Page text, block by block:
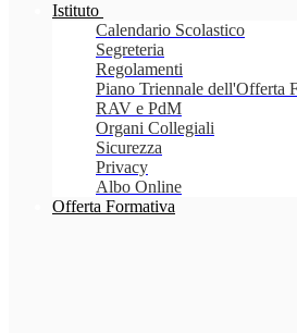
Istituto
Calendario Scolastico
Segreteria
Regolamenti
Piano Triennale dell'Offerta
RAV e PdM
Organi Collegiali
Sicurezza
Privacy
Albo Online
Offerta Formativa